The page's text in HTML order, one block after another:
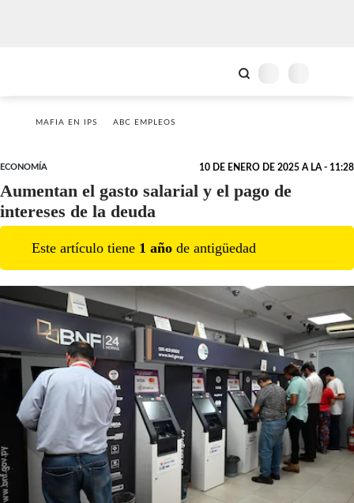
MAFIA EN IPS ABC EMPLEOS
ECONOMÍA 10 DE ENERO DE 2025 A LA - 11:28
Aumentan el gasto salarial y el pago de
intereses de la deuda
Este artículo tiene 1 año de antigüedad